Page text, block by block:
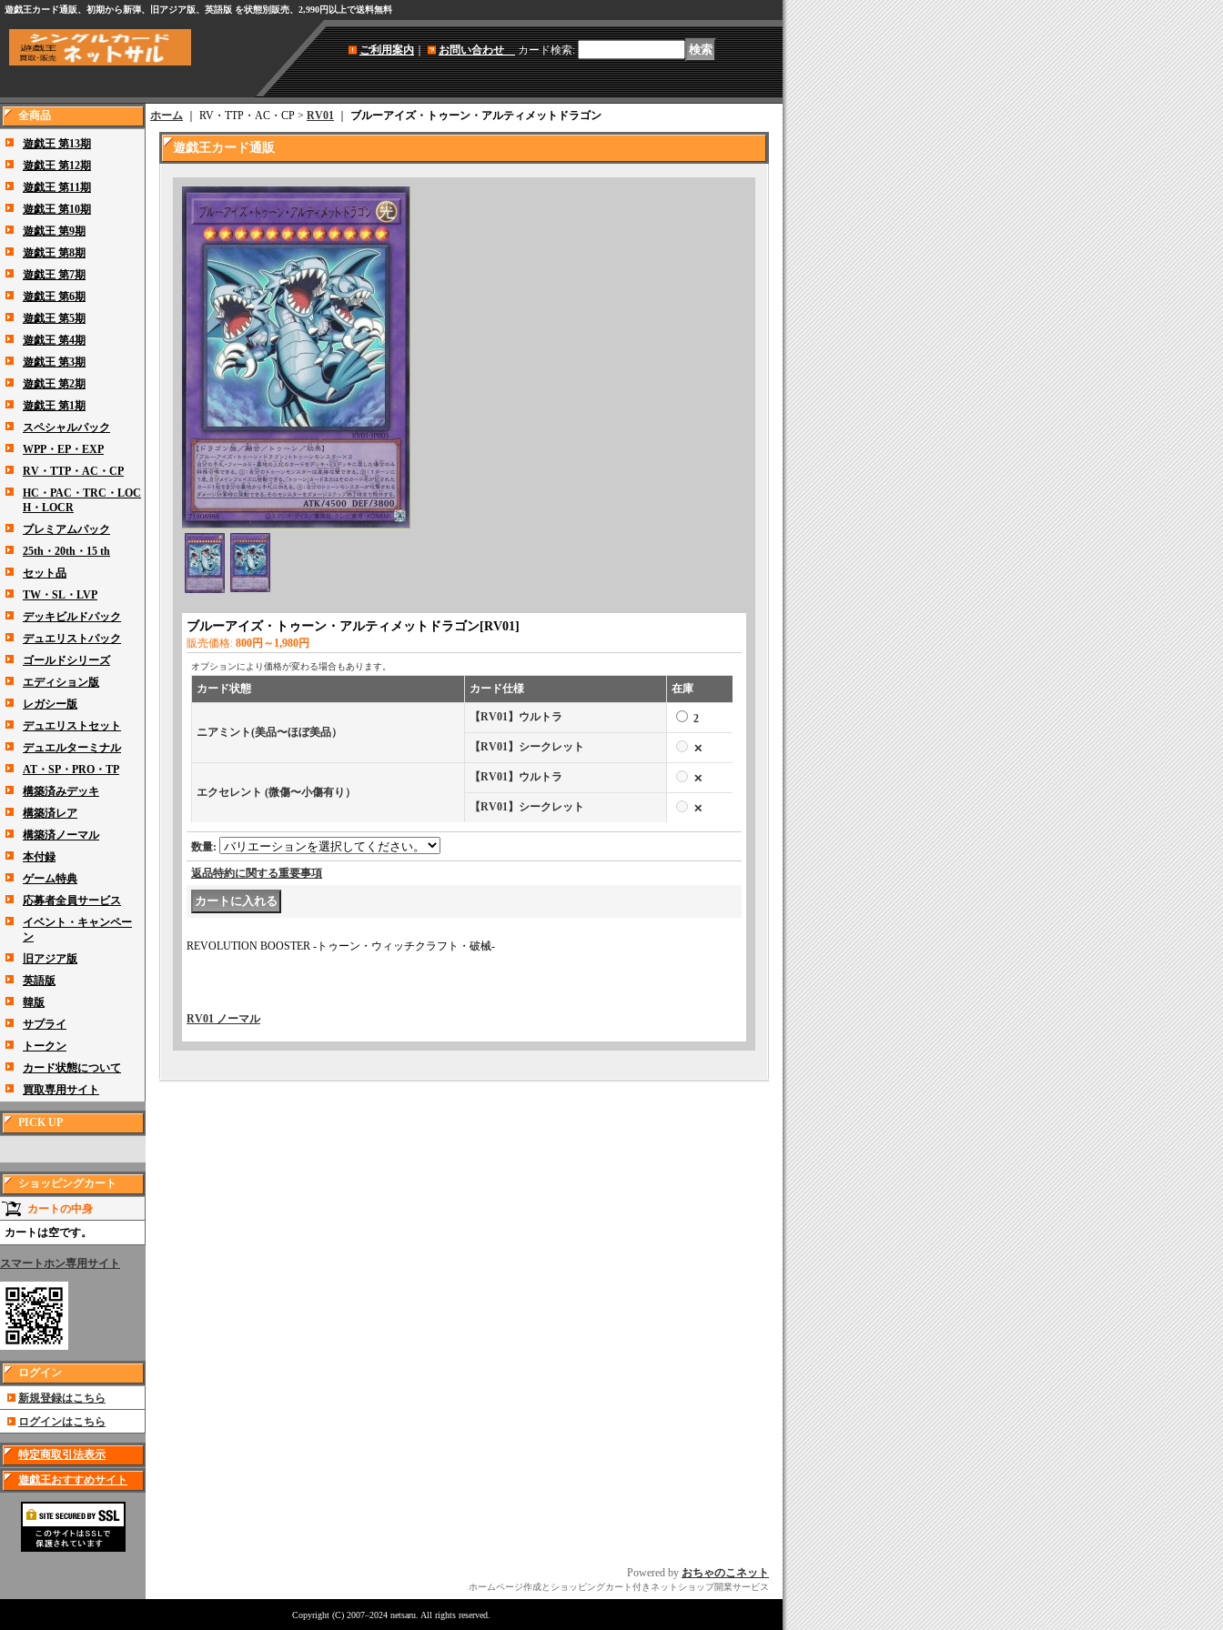
遊戯王カード通販、初期から新弾、旧アジア版、英語版 を状態別販売、2,990円以上で送料無料
ご利用案内｜ お問い合わせ カード検索:
全商品
遊戯王 第13期
遊戯王 第12期
遊戯王 第11期
遊戯王 第10期
遊戯王 第9期
遊戯王 第8期
遊戯王 第7期
遊戯王 第6期
遊戯王 第5期
遊戯王 第4期
遊戯王 第3期
遊戯王 第2期
遊戯王 第1期
スペシャルパック
WPP・EP・EXP
RV・TTP・AC・CP
HC・PAC・TRC・LOC
H・LOCR
プレミアムパック
25th・20th・15 th
セット品
TW・SL・LVP
デッキビルドパック
デュエリストパック
ゴールドシリーズ
エディション版
レガシー版
デュエリストセット
デュエルターミナル
AT・SP・PRO・TP
構築済みデッキ
構築済レア
構築済ノーマル
本付録
ゲーム特典
応募者全員サービス
イベント・キャンペー
ン
旧アジア版
英語版
韓版
サプライ
トークン
カード状態について
買取専用サイト
PICK UP
ショッピングカート
カートの中身
カートは空です。
スマートホン専用サイト
ログイン
新規登録はこちら
ログインはこちら
特定商取引法表示
遊戯王おすすめサイト
ホーム ｜ RV・TTP・AC・CP > RV01 ブルーアイズ・トゥーン・アルティメットドラゴン
遊戯王カード通販
ブルーアイズ・トゥーン・アルティメットドラゴン[RV01]
販売価格: 800円～1,980円
オプションにより価格が変わる場合もあります。
カード状態 カード仕様 在庫
ニアミント(美品〜ほぼ美品）
【RV01】ウルトラ 2
【RV01】シークレット ✕
エクセレント (微傷〜小傷有り）
【RV01】ウルトラ ✕
【RV01】シークレット ✕
数量:
返品特約に関する重要事項
REVOLUTION BOOSTER -トゥーン・ウィッチクラフト・破械-
RV01 ノーマル
Powered by おちゃのこネット
ホームページ作成とショッピングカート付きネットショップ開業サービス
Copyright (C) 2007–2024 netsaru. All rights reserved.